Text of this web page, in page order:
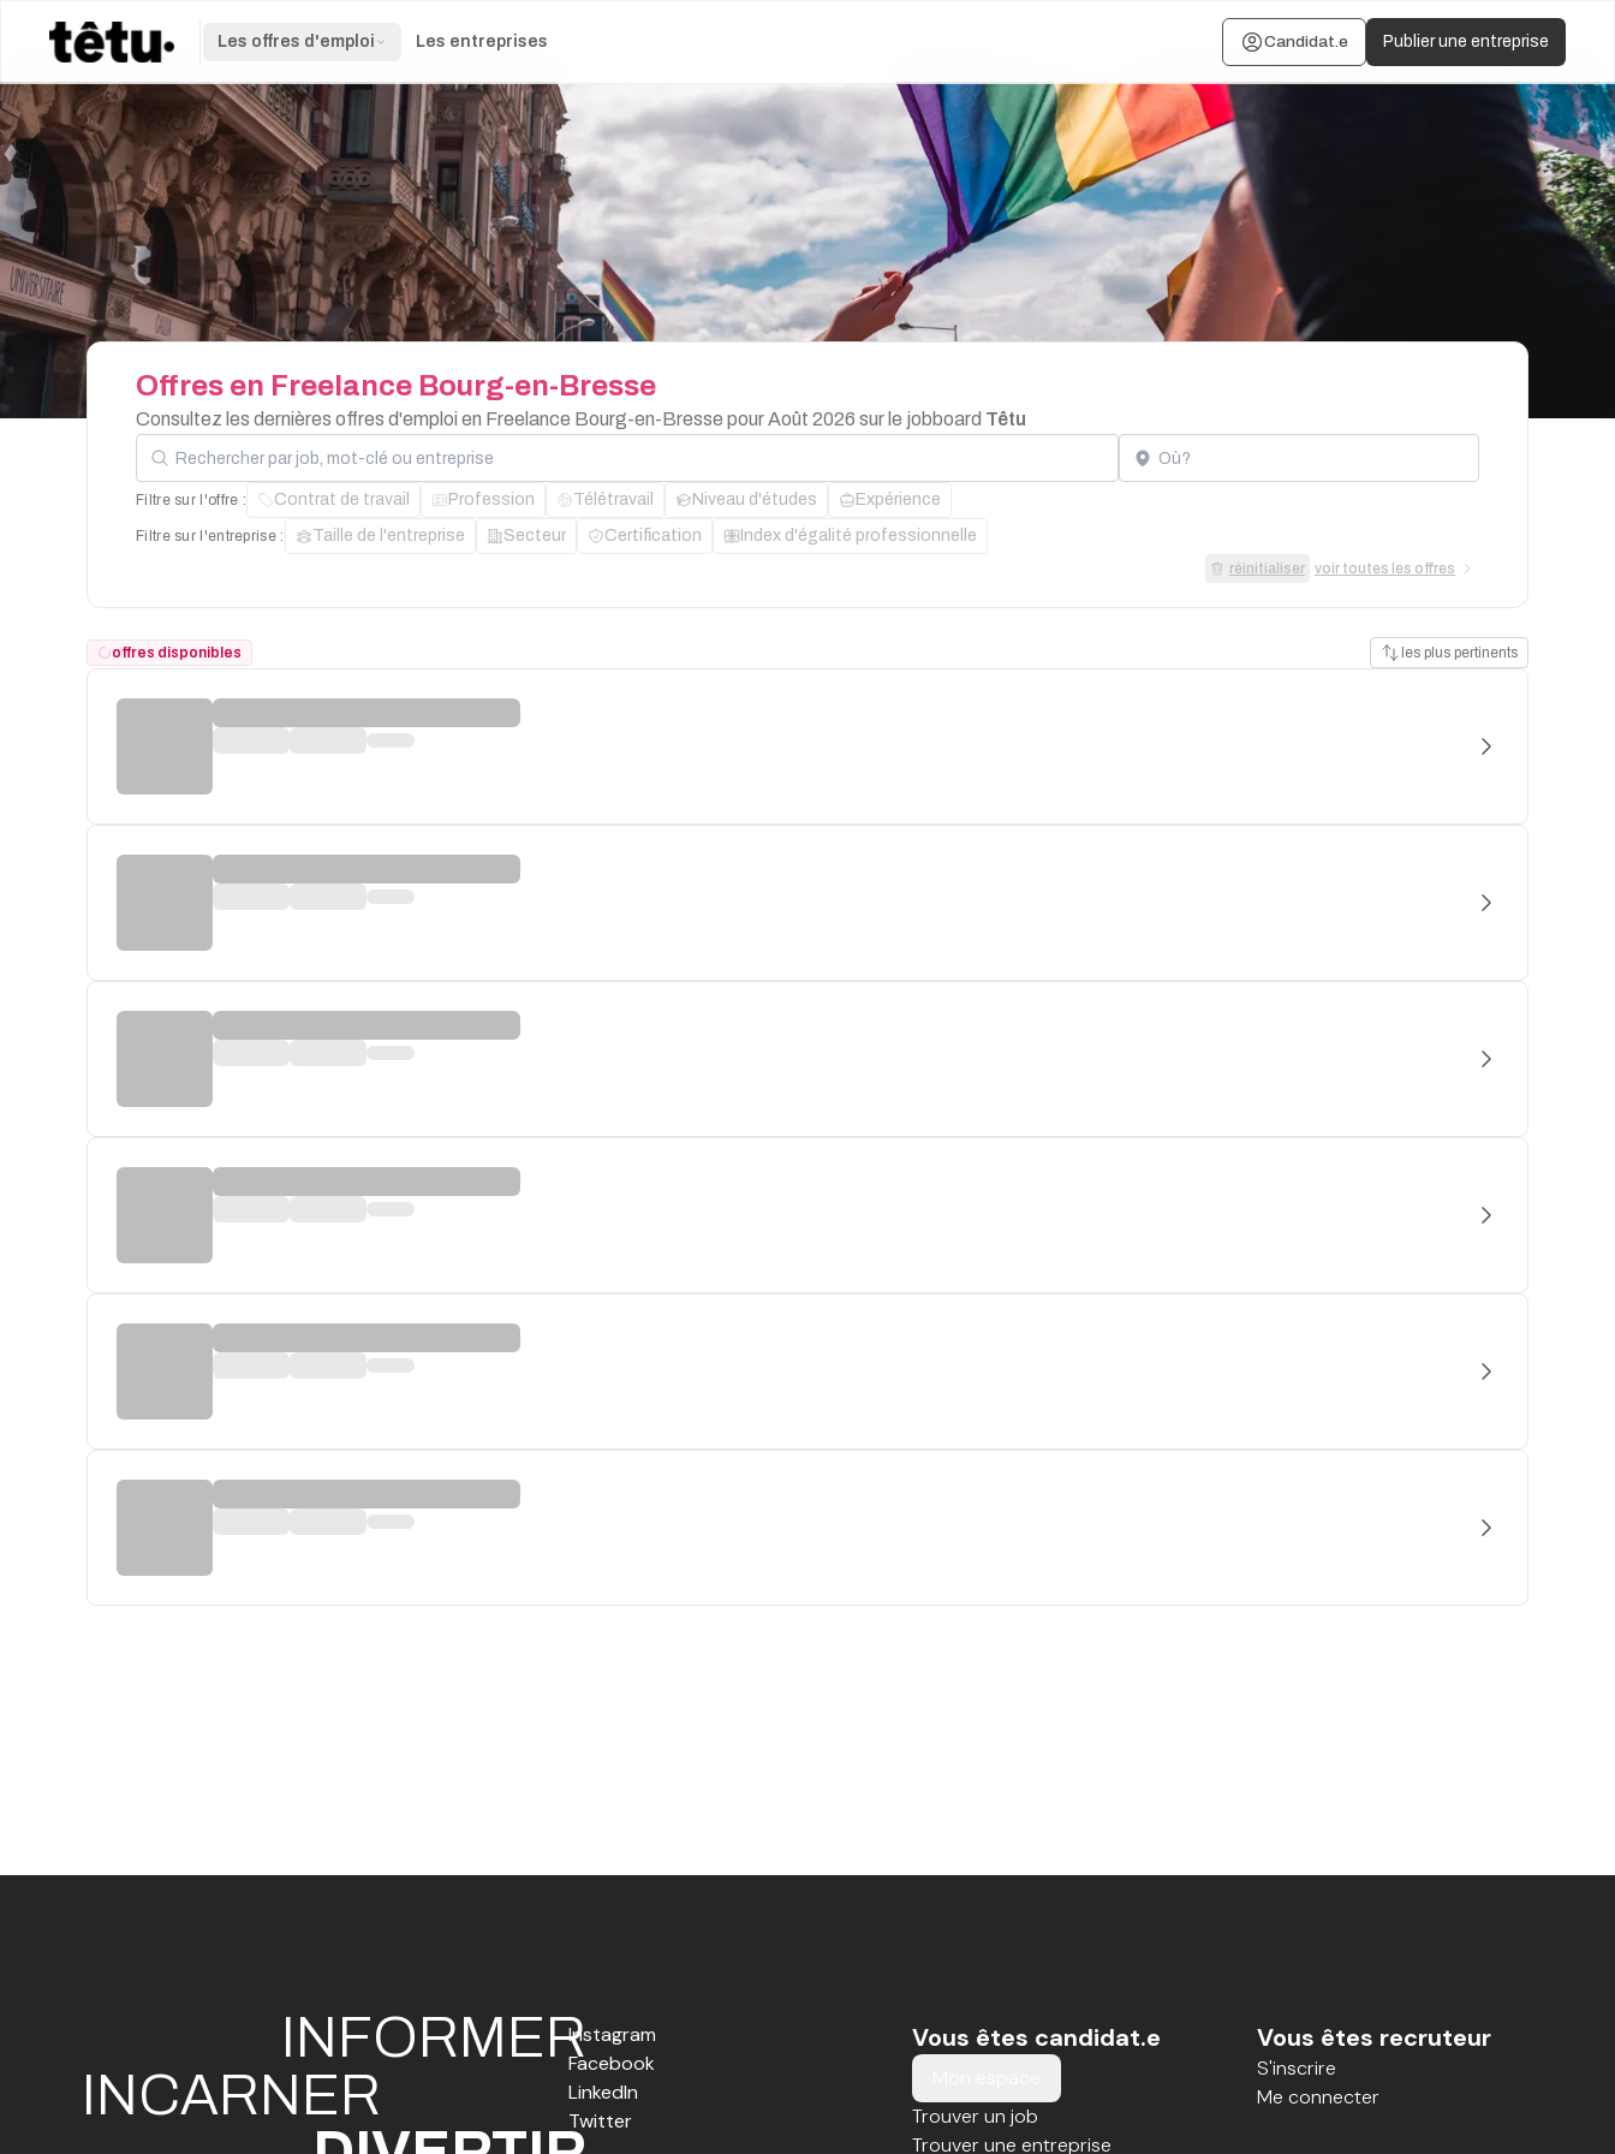
Les offres d'emploi Les entreprises Candidat.e Publier une entreprise
Offres en Freelance Bourg-en-Bresse
Consultez les dernières offres d'emploi en Freelance Bourg-en-Bresse pour Août 2026 sur le jobboard Têtu
Rechercher par job, mot-clé ou entreprise Localisation
Filtre sur l'offre : Contrat de travail Profession Télétravail Niveau d'études Expérience
Filtre sur l'entreprise : Taille de l'entreprise Secteur Certification Index d'égalité professionnelle
réinitialiser voir toutes les offres
offres disponibles les plus pertinents
INFORMER
INCARNER
Instagram
Facebook
LinkedIn
Twitter
Vous êtes candidat.e
Trouver un job
Trouver une entreprise
Vous êtes recruteur
S'inscrire
Me connecter